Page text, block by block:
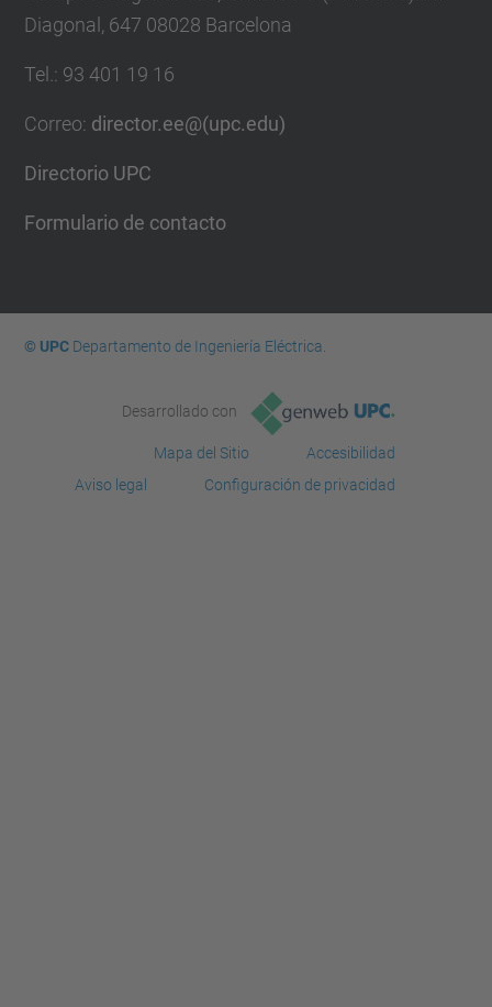
Diagonal, 647 08028 Barcelona
Tel. : 93 401 19 16
Correo: director.ee@(upc.edu)
Directorio UPC
Formulario de contacto
© UPCDepartamento de Ingeniería Eléctrica.
Desarrollado con
Mapa del Sitio
Accesibilidad
Aviso legal
Configuración de privacidad